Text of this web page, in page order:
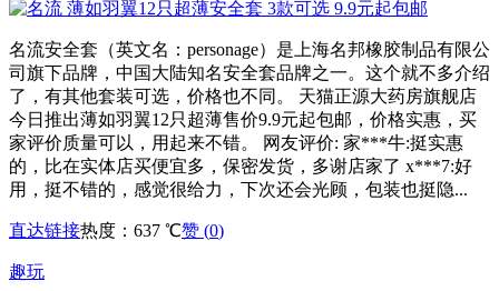
名流安全套（英文名：personage）是上海名邦橡胶制品有限公
司旗下品牌，中国大陆知名安全套品牌之一。这个就不多介绍
了，有其他套装可选，价格也不同。 天猫正源大药房旗舰店
今日推出薄如羽翼12只超薄售价9.9元起包邮，价格实惠，买
家评价质量可以，用起来不错。 网友评价: 家***牛:挺实惠
的，比在实体店买便宜多，保密发货，多谢店家了 x***7:好
用，挺不错的，感觉很给力，下次还会光顾，包装也挺隐...
直达链接热度：637 ℃赞 (0)
趣玩